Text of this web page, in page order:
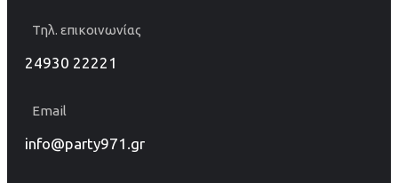
Τηλ. επικοινωνίας
24930 22221
Email
info@party971.gr